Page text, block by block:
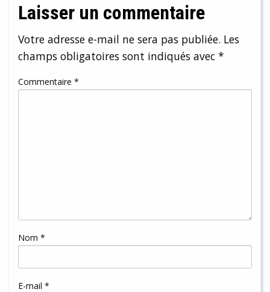
Laisser un commentaire
Votre adresse e-mail ne sera pas publiée. Les
champs obligatoires sont indiqués avec *
Commentaire *
Nom *
E-mail *